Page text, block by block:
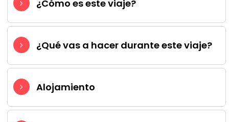
¿Cómo es este viaje?
¿Qué vas a hacer durante este viaje?
Alojamiento